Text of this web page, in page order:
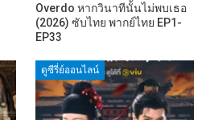
Overdo หากวินาทีนั้นไม่พบเธอ
(2026) ซับไทย พากย์ไทย EP1-
EP33
ดูซีรี่ย์ออนไลน์